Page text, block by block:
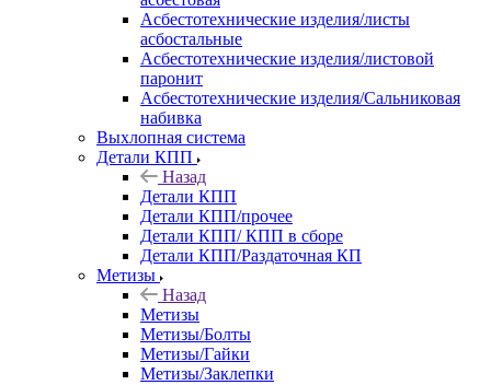
Асбестотехнические изделия/листы
асбостальные
Асбестотехнические изделия/листовой
паронит
Асбестотехнические изделия/Сальниковая
набивка
Выхлопная система
Детали КПП
Назад
Детали КПП
Детали КПП/прочее
Детали КПП/ КПП в сборе
Детали КПП/Раздаточная КП
Метизы
Назад
Метизы
Метизы/Болты
Метизы/Гайки
Метизы/Заклепки